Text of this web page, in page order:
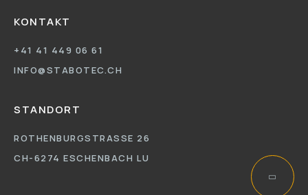
KONTAKT
+41 41 449 06 61
INFO@STABOTEC.CH
STANDORT
ROTHENBURGSTRASSE 26
CH-6274 ESCHENBACH LU